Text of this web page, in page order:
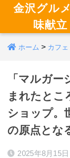
金沢グル
味献
ホーム > カフェ
「マルガ
まれたとこ
ショップ。
の原点とな
2025年8月15日